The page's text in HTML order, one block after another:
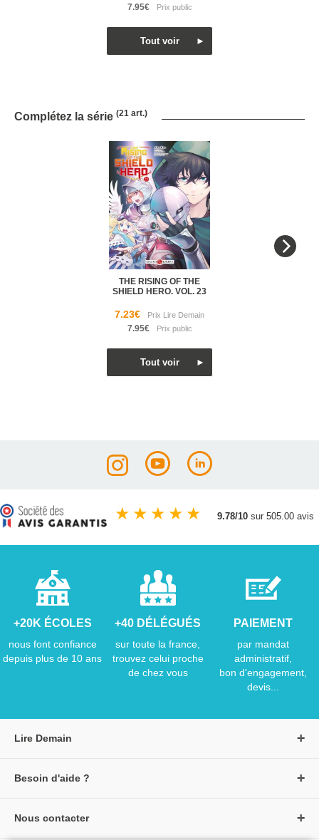
7.95€
Complétez la série (21 art.)
THE RISING OF THE
SHIELD HERO. VOL. 23
7.23€
7.95€
★ ★ ★ ★ ★ 9.78/10 sur 505.00 avis
+20K ÉCOLES
nous font confiance
depuis plus de 10 ans
+40 DÉLÉGUÉS
sur toute la france,
trouvez celui proche
de chez vous
PAIEMENT
par mandat
administratif,
bon d'engagement,
devis...
Lire Demain
Besoin d'aide ?
Nous contacter